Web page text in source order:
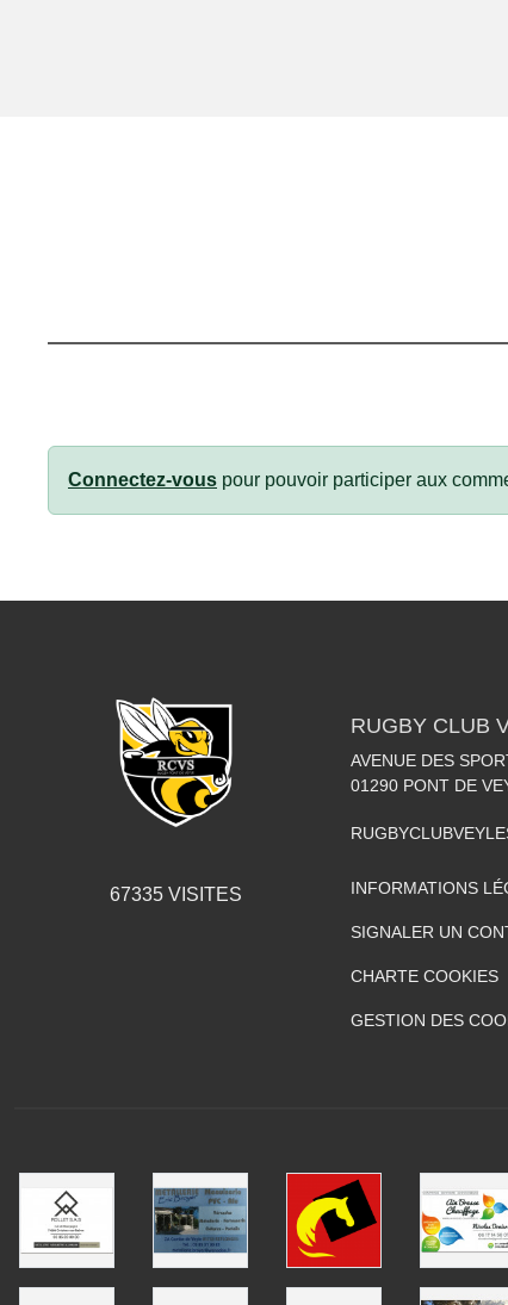
Connectez-vous pour pouvoir participer aux
67335VISITES
RUGBY CLUB
AVENUE DES
01290 PONT DE
INFORMATIONS
SIGNALER UN
CHARTE COOKIES
GESTION DES